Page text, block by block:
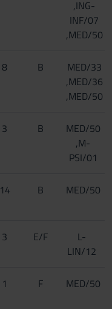
,ING-
INF/07
,MED/50
8 B
MED/33
,MED/36
,MED/50
3 B
MED/50
,M-
PSI/01
14 B MED/50
3 E/F
L-
LIN/12
1 F MED/50